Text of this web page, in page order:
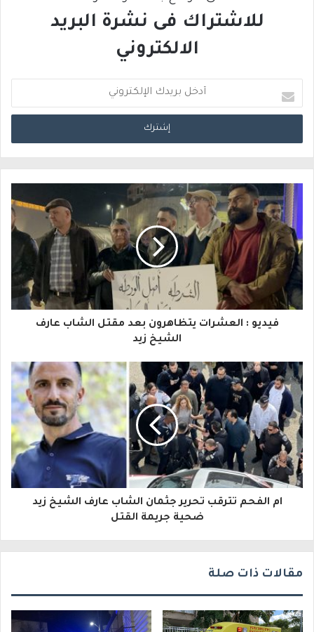
للاشتراك فى نشرة البريد
الالكتروني
د
خ
ي
د
ك
ا
إ
ل
ك
ت
ر
و
فيديو : العشرات يتظاهرون بعد مقتل الشاب عارف
الشيخ زيد
ام الفحم تترقب تحرير جثمان الشاب عارف الشيخ زيد
ضحية جريمة القتل
مقالات ذات صلة